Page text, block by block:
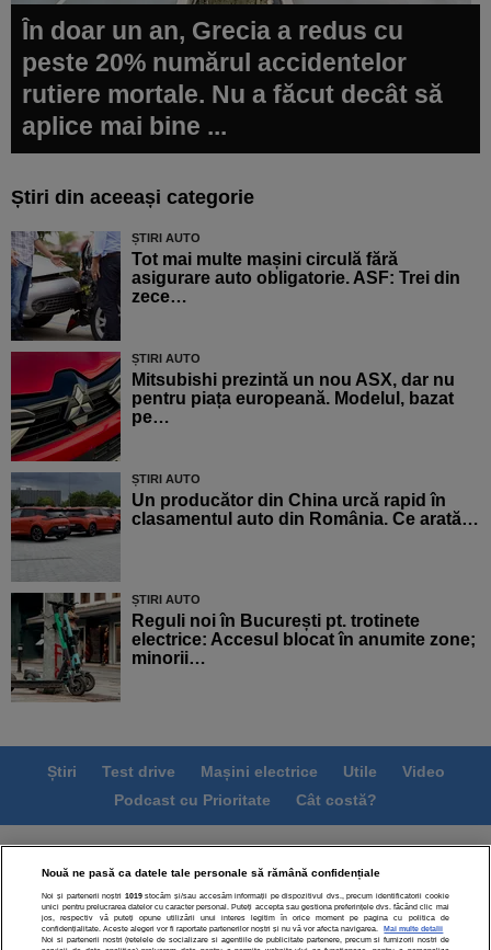
În doar un an, Grecia a redus cu
peste 20% numărul accidentelor
rutiere mortale. Nu a făcut decât să
aplice mai bine ...
Știri din aceeași categorie
ȘTIRI AUTO
Tot mai multe mașini circulă fără
asigurare auto obligatorie. ASF: Trei din
zece…
ȘTIRI AUTO
Mitsubishi prezintă un nou ASX, dar nu
pentru piața europeană. Modelul, bazat
pe…
ȘTIRI AUTO
Un producător din China urcă rapid în
clasamentul auto din România. Ce arată…
ȘTIRI AUTO
Reguli noi în București pt. trotinete
electrice: Accesul blocat în anumite zone;
minorii…
Știri Test drive Mașini electrice Utile
Video
Podcast cu Prioritate
Cât costă?
Termeni si conditii
Politica de confidentialitate
Politica de cookies
Echipa editorială
Contact
Modifică Setările
Nouă ne pasă ca datele tale personale să rămână confidențiale
Noi și partenerii noștri 1019stocăm și/sau accesăm informații pe dispozitivul dvs., precum identificatorii cookie
unici pentru prelucrarea datelor cu caracter personal. Puteți accepta sau gestiona preferințele dvs. făcând clic mai
jos, respectiv vă puteți opune utilizării unui interes legitim în orice moment pe pagina cu politica de
confidențialitate. Aceste alegeri vor fi raportate partenerilor noștri și nu vă vor afecta navigarea.
Mai multe detalii
Noi si partenerii nostri (retelele de socializare si agentiile de publicitate partenere, precum si furnizorii nostri de